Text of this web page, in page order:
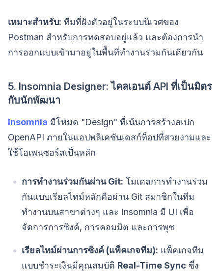
เหมาะสำหรับ: ทีมที่ฝังตัวอยู่ในระบบนิเวศของ
Postman สำหรับการทดสอบอยู่แล้ว และต้องการนำ
การออกแบบเข้ามาอยู่ในพื้นที่ทำงานร่วมกันเดียวกัน
5. Insomnia Designer: ไคลเอนต์ API ที่เป็นมิตร
กับนักพัฒนา
Insomnia มีโหมด "Design" ที่เน้นการสร้างสเปก
OpenAPI ภายในแอปพลิเคชันเดสก์ท็อปที่สวยงามและ
ใช้โอเพนซอร์สเป็นหลัก
การทำงานร่วมกันผ่าน Git: โมเดลการทำงานร่วม
กันแบบเรียลไทม์หลักคือผ่าน Git สมาชิกในทีม
ทำงานบนสาขาต่างๆ และ Insomnia มี UI เพื่อ
จัดการการซิงค์, การคอมมิต และการพุช
เรียลไทม์ผ่านการซิงค์ (แพ็คเกจทีม): แพ็คเกจทีม
แบบชำระเงินมีคุณสมบัติ Real-Time Sync ซึ่ง